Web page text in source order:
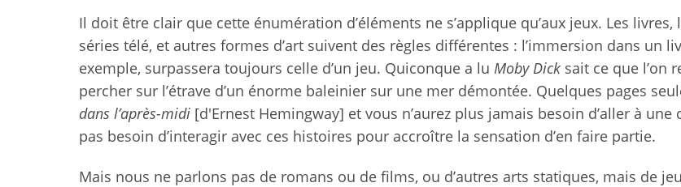
Il doit être clair que cette énumération d’éléments ne s’applique qu’aux jeux. Les livres,
séries télé, et autres formes d’art suivent des règles différentes : l’immersion dans un
exemple, surpassera toujours celle d’un jeu. Quiconque a lu Moby Dick sait ce que l’on
percher sur l’étrave d’un énorme baleinier sur une mer démontée. Quelques pages
dans l’après-midi [d'Ernest Hemingway] et vous n’aurez plus jamais besoin d’aller à une
pas besoin d’interagir avec ces histoires pour accroître la sensation d’en faire partie.
Mais nous ne parlons pas de romans ou de films, ou d’autres arts statiques, mais de